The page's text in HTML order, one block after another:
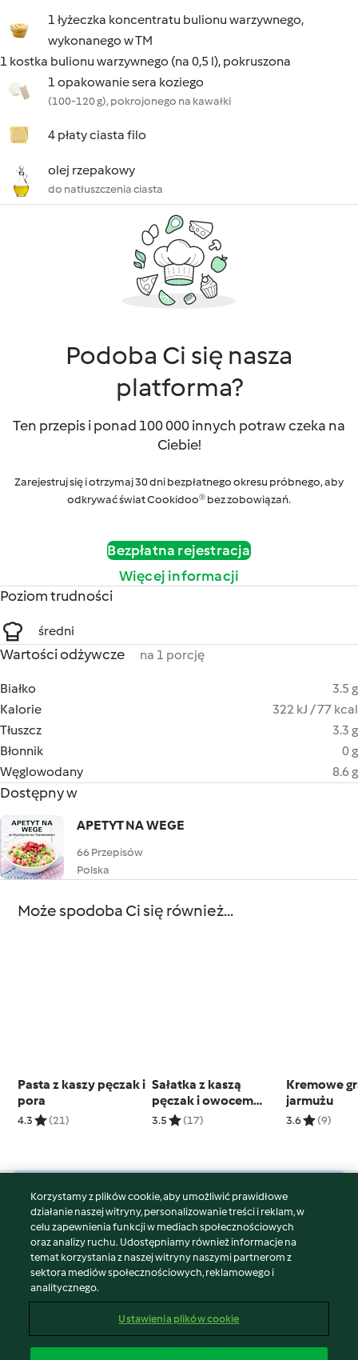
1 łyżeczka koncentratu bulionu warzywnego,
wykonanego w TM
1 kostka bulionu warzywnego (na 0,5 l), pokruszona
1 opakowanie sera koziego
(100-120 g), pokrojonego na kawałki
4 płaty ciasta filo
olej rzepakowy
do natłuszczenia ciasta
Podoba Ci się nasza
platforma?
Ten przepis i ponad 100 000 innych potraw czeka na
Ciebie!
Zarejestruj się i otrzymaj 30 dni bezpłatnego okresu próbnego, aby
odkrywać świat Cookidoo® bez zobowiązań.
Bezpłatna rejestracja
Więcej informacji
Poziom trudności
średni
Wartości odżywcze na 1 porcję
Białko
3.5 g
Kalorie
322 kJ / 77 kcal
Tłuszcz
3.3 g
Błonnik
0 g
Węglowodany
8.6 g
Dostępny w
APETYT NA WEGE
66 Przepisów
Polska
Może spodoba Ci się również...
Pasta z kaszy pęczak i
pora
4.3 (21)
Sałatka z kaszą
pęczak i owocem
granatu
3.5 (17)
Kremowe
jarmużu
3.6 (9)
© Copyright 2026
Warunki korzystania
Polityka prywatności
Disclaimer
Znak wydawcy
Zgłoś treść
Korzystamy z plików cookie, aby umożliwić prawidłowe
działanie naszej witryny, personalizowanie treści i reklam, w
celu zapewnienia funkcji w mediach społecznościowych
oraz analizy ruchu. Udostępniamy również informacje na
temat korzystania z naszej witryny naszymi partnerom z
sektora mediów społecznościowych, reklamowego i
analitycznego.
Ustawienia plików cookie